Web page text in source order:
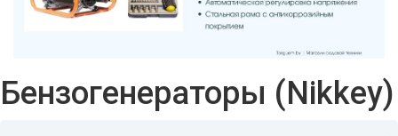
Бензогенераторы (Nikkey)